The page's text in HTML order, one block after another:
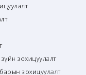
зохицуулалт
зохицуулалт